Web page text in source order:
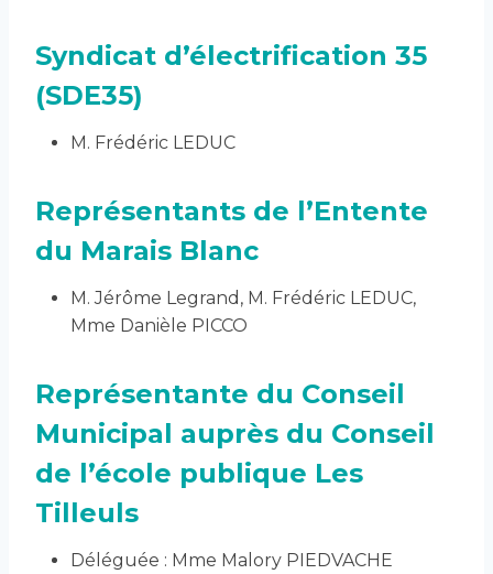
Syndicat d’électrification 35
(SDE35)
M. Frédéric LEDUC
Représentants de l’Entente
du Marais Blanc
M. Jérôme Legrand, M. Frédéric LEDUC,
Mme Danièle PICCO
Représentante du Conseil
Municipal auprès du Conseil
de l’école publique Les
Tilleuls
Déléguée : Mme Malory PIEDVACHE